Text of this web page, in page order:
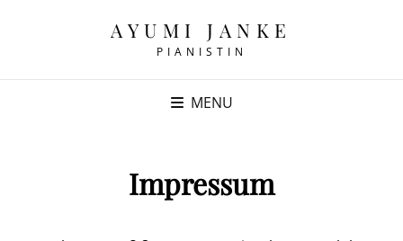
AYUMI JANKE
PIANISTIN
MENU
Impressum